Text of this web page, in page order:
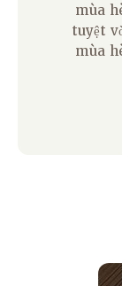
mùa
tuyệt
mùa
trình